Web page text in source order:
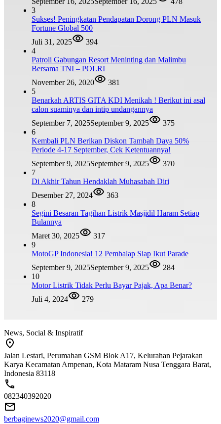
3
Sukses! Peningkatan Pendapatan Dorong PLN Masuk
Fortune Global 500
Juli 31, 2025
394
4
Patroli Gabungan Resort Meninting dan Malimbu
Bersama TNI – POLRI
November 26, 2020
381
5
Benarkah ARTIS GITA KDI Menikah ! Berikut ini asal
calon suaminya dan intip undangannya
September 7, 2025September 9, 2025
375
6
Kembali PLN Berikan Diskon Tambah Daya 50%
Periode 4-17 September, Cek Ketentuannya!
September 9, 2025September 9, 2025
370
7
Di Akhir Tahun Hendaklah Muhasabah Diri
Desember 27, 2024
363
8
Segini Besaran Tagihan Listrik Masjidil Haram Setiap
Bulannya
Maret 30, 2025
317
9
MotoGP Indonesia! 12 Pembalap Siap Ikut Parade
September 9, 2025September 9, 2025
284
10
Motor Listrik Tidak Perlu Bayar Pajak, Apa Benar?
Juli 4, 2024
279
News, Social & Inspiratif
Jalan Lestari, Perumahan GSM Blok A17, Kelurahan Pejarakan
Karya Kecamatan Ampenan, Kota Mataram Nusa Tenggara Barat,
Indonesia 83118
082340392020
berbaginews2020@gmail.com